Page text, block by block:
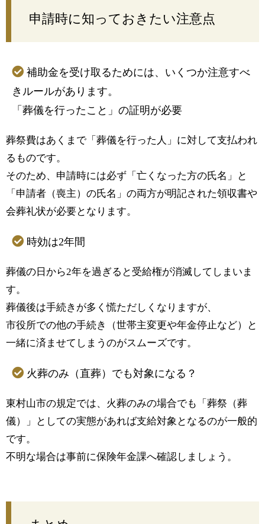
申請時に知っておきたい注意点
補助金を受け取るためには、いくつか注意すべ
きルールがあります。
「葬儀を行ったこと」の証明が必要
葬祭費はあくまで「葬儀を行った人」に対して支払われ
るものです。
そのため、申請時には必ず「亡くなった方の氏名」と
「申請者（喪主）の氏名」の両方が明記された領収書や
会葬礼状が必要となります。
時効は2年間
葬儀の日から2年を過ぎると受給権が消滅してしまいま
す。
葬儀後は手続きが多く慌ただしくなりますが、
市役所での他の手続き（世帯主変更や年金停止など）と
一緒に済ませてしまうのがスムーズです。
火葬のみ（直葬）でも対象になる？
東村山市の規定では、火葬のみの場合でも「葬祭（葬
儀）」としての実態があれば支給対象となるのが一般的
です。
不明な場合は事前に保険年金課へ確認しましょう。